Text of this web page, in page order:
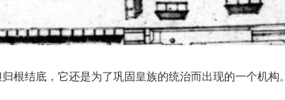
根结底，它还是为了巩固皇族的统治而出现的一个机构。